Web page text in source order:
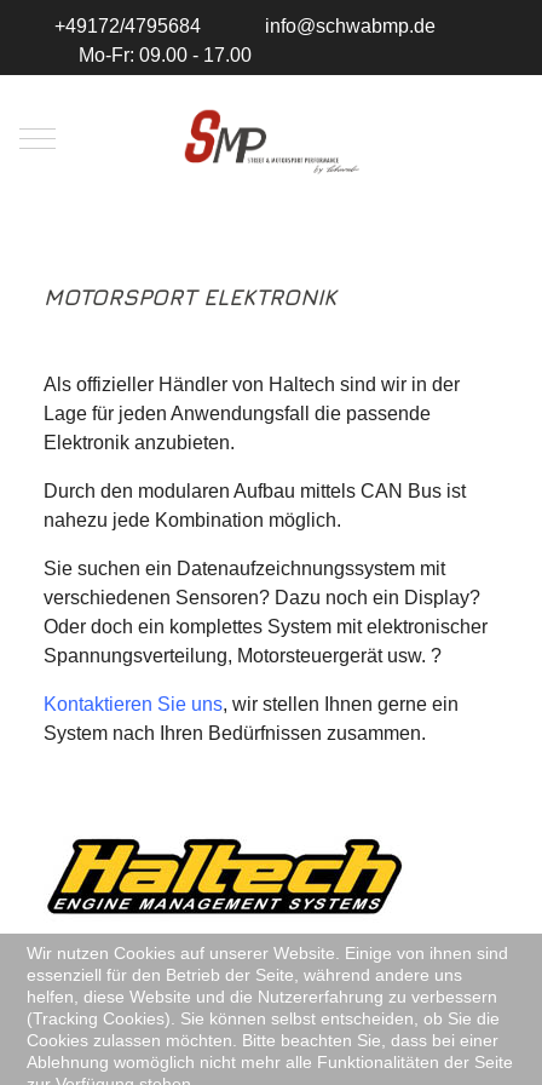
+49172/4795684
info@schwabmp.de
Mo-Fr: 09.00 - 17.00
Mobile Menu Toggle
MOTORSPORT ELEKTRONIK
Als offizieller Händler von Haltech sind wir in der
Lage für jeden Anwendungsfall die passende
Elektronik anzubieten.
Durch den modularen Aufbau mittels CAN Bus ist
nahezu jede Kombination möglich.
Sie suchen ein Datenaufzeichnungssystem mit
verschiedenen Sensoren? Dazu noch ein Display?
Oder doch ein komplettes System mit elektronischer
Spannungsverteilung, Motorsteuergerät usw. ?
Kontaktieren Sie uns, wir stellen Ihnen gerne ein
System nach Ihren Bedürfnissen zusammen.
Wir nutzen Cookies auf unserer Website. Einige von ihnen sind
essenziell für den Betrieb der Seite, während andere uns
helfen, diese Website und die Nutzererfahrung zu verbessern
(Tracking Cookies). Sie können selbst entscheiden, ob Sie die
Cookies zulassen möchten. Bitte beachten Sie, dass bei einer
Ablehnung womöglich nicht mehr alle Funktionalitäten der Seite